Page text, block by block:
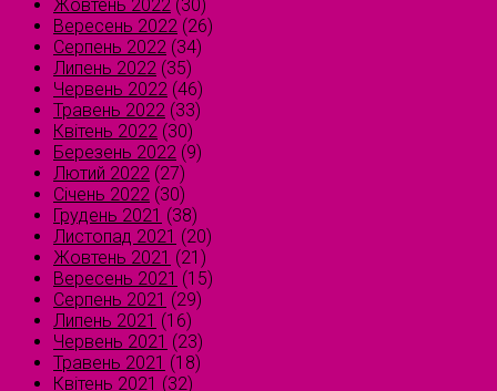
Жовтень 2022 (30)
Вересень 2022 (26)
Серпень 2022 (34)
Липень 2022 (35)
Червень 2022 (46)
Травень 2022 (33)
Квітень 2022 (30)
Березень 2022 (9)
Лютий 2022 (27)
Січень 2022 (30)
Грудень 2021 (38)
Листопад 2021 (20)
Жовтень 2021 (21)
Вересень 2021 (15)
Серпень 2021 (29)
Липень 2021 (16)
Червень 2021 (23)
Травень 2021 (18)
Квітень 2021 (32)